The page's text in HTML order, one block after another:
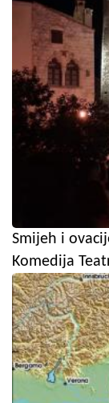
Smijeh i
Komedija